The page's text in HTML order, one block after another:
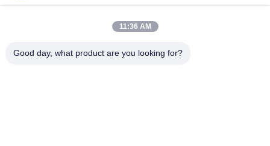
11:36 AM
Good day, what product are you looking for?